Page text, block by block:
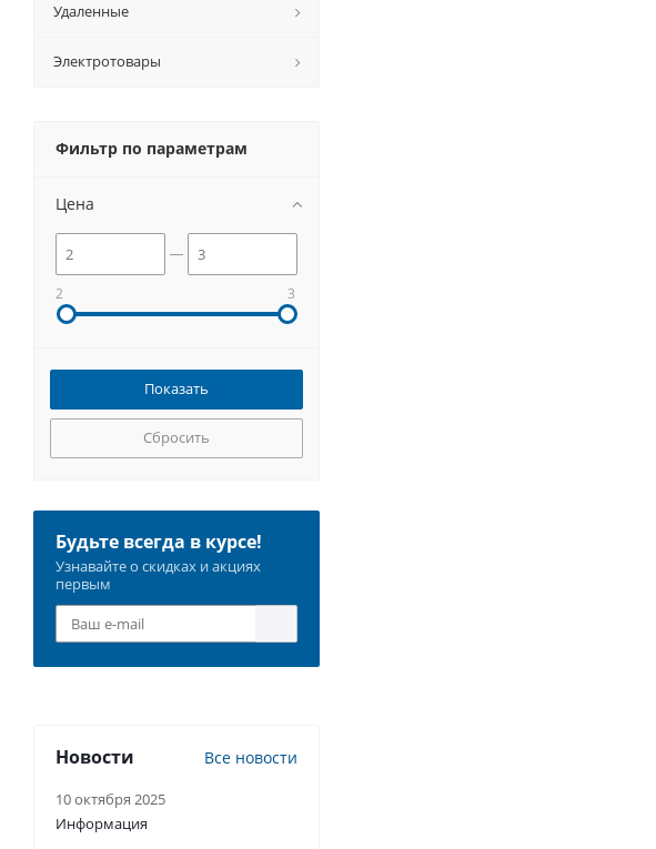
Удаленные
Электротовары
Фильтр по параметрам
Цена
2 3
Сбросить
Будьте всегда в курсе!
Узнавайте о скидках и акциях
первым
Новости Все новости
10 октября 2025
Информация